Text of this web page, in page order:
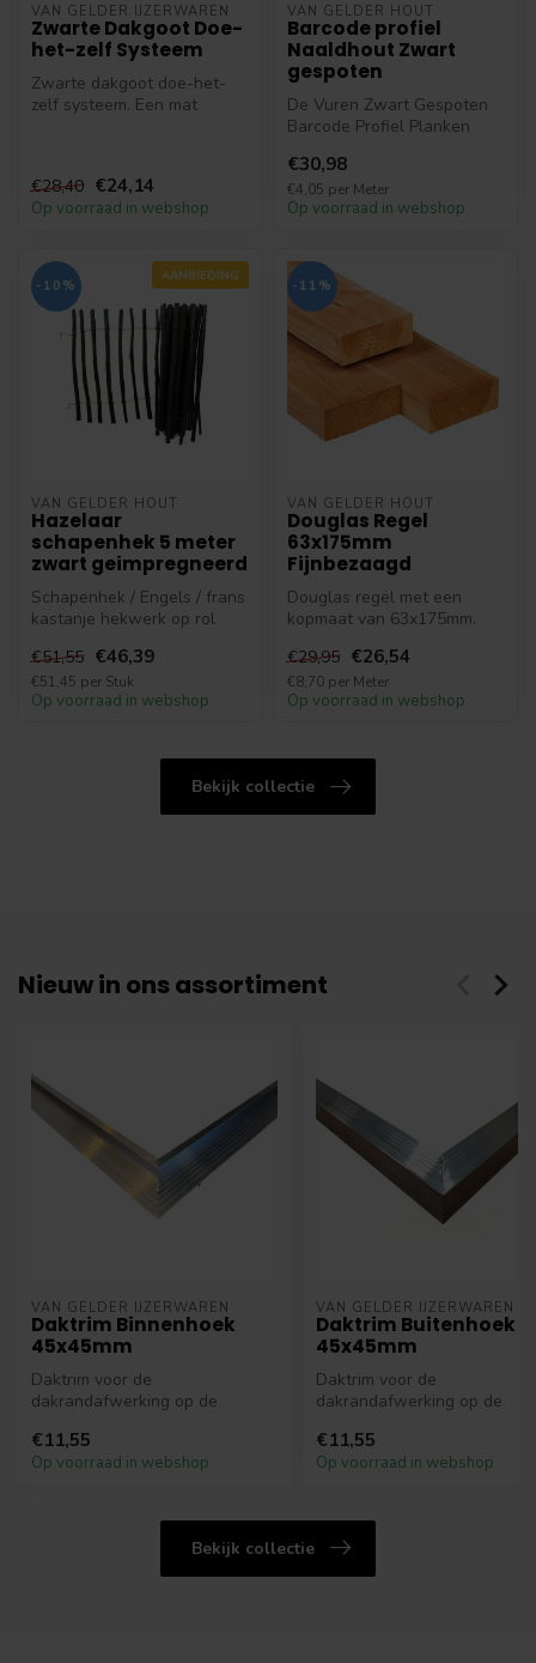
VAN GELDER IJZERWAREN
Zwarte Dakgoot Doe-
het-zelf Systeem
Zwarte dakgoot doe-het-
zelf systeem. Een mat
€28,40 €24,14
Op voorraad in webshop
VAN GELDER HOUT
Barcode profiel
Naaldhout Zwart
gespoten
De Vuren Zwart Gespoten
Barcode Profiel Planken
indust...
€30,98
€4,05 per Meter
Op voorraad in webshop
AANBIEDING
-10%
VAN GELDER HOUT
Hazelaar
schapenhek 5 meter
zwart geimpregneerd
Schapenhek / Engels / frans
kastanje hekwerk op rol
met ee...
€51,55 €46,39
€51,45 per Stuk
Op voorraad in webshop
-11%
VAN GELDER HOUT
Douglas Regel
63x175mm
Fijnbezaagd
Douglas regel met een
kopmaat van 63x175mm.
hout is fi...
€29,95 €26,54
€8,70 per Meter
Op voorraad in webshop
Bekijk collectie
Nieuw in ons assortiment
VAN GELDER IJZERWAREN
Daktrim Binnenhoek
45x45mm
Daktrim voor de
dakrandafwerking op de
Binnenhoek is 50cm l...
€11,55
Op voorraad in webshop
VAN GELDER IJZERWAREN
Daktrim Buitenhoek
45x45mm
Daktrim voor de
dakrandafwerking op de
Buitenhoek is 50cm l...
€11,55
Op voorraad in webshop
Bekijk collectie